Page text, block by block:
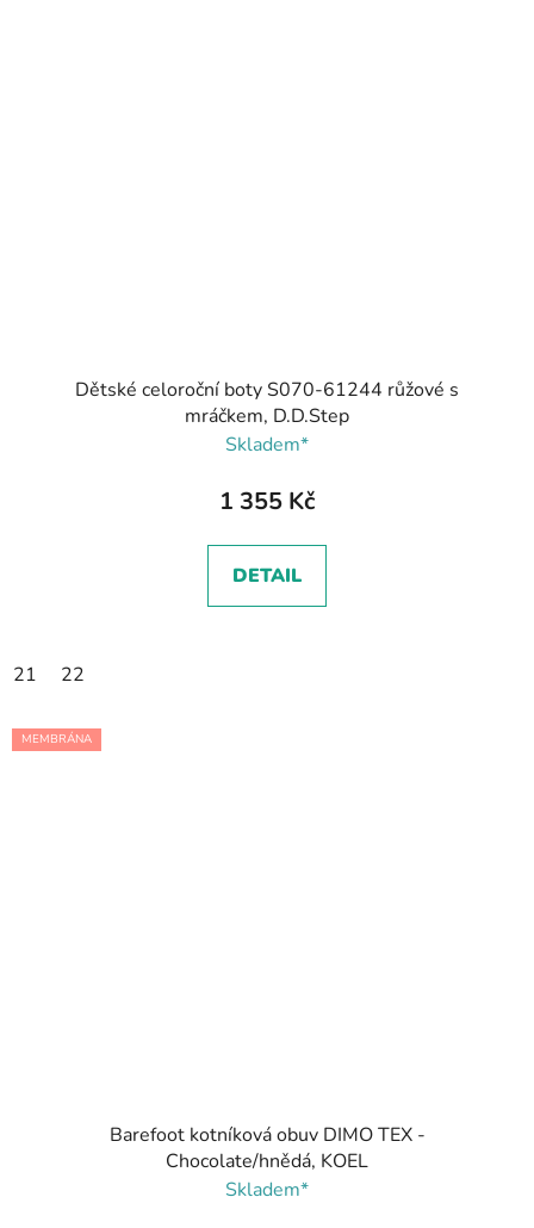
Dětské celoroční boty S070-61244 růžové s
mráčkem, D.D.Step
Skladem*
1 355 Kč
DETAIL
21 22
MEMBRÁNA
Barefoot kotníková obuv DIMO TEX -
Chocolate/hnědá, KOEL
Skladem*